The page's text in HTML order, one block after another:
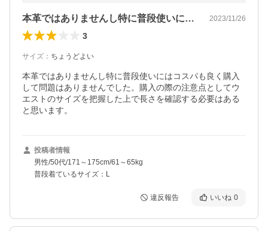
本革ではありませんし特に普段使いにはコ… 2023/11/26
3
サイズ ： ちょうどよい
本革ではありませんし特に普段使いにはコスパも良く購入
して問題はありませんでした。購入の際の注意点としてウ
エストのサイズを把握した上で長さを確認する必要はある
と思います。
投稿者情報
男性/50代/171～175cm/61～65kg
普段着ているサイズ：L
違反報告 いいね 0